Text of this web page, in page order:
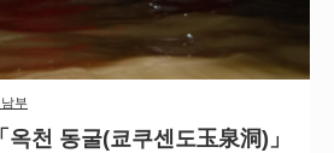
부
천 동굴(쿄쿠센도玉泉洞)」